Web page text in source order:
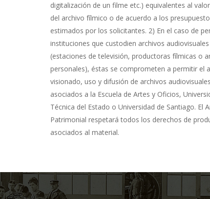
digitalización de un filme etc.) equivalentes al
del archivo fílmico o de acuerdo a los
estimados por los solicitantes. 2) En el caso de
instituciones que custodien archivos audiovisuales
(estaciones de televisión, productoras fílmicas o
personales), éstas se comprometen a permitir el
visionado, uso y difusión de archivos audiovisuales
asociados a la Escuela de Artes y Oficios,
Técnica del Estado o Universidad de Santiago. El
Patrimonial respetará todos los derechos de
asociados al material.